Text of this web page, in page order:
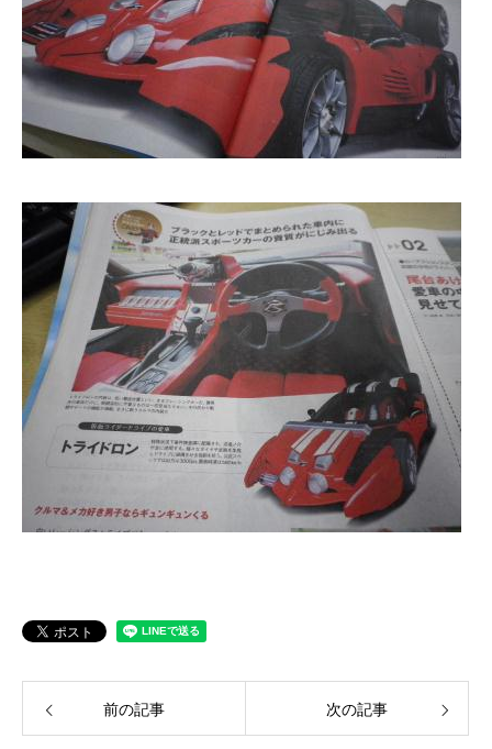
保険ご相談
会社案内
ご挨拶
沿革
クロちゃんの独り言
入庫情報
ご納車
ご成約
部品取付
前の記事 次の記事